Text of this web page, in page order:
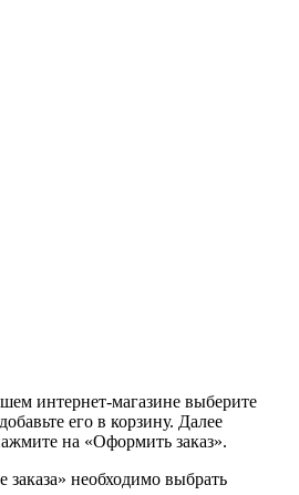
интернет-магазине выберите
его в корзину. Далее
на «Оформить заказ».
необходимо выбрать